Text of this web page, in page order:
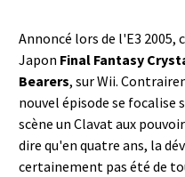
Annoncé lors de l'E3 2005,
Japon Final Fantasy
Bearers, sur Wii.
nouvel épisode se focalise
scène un Clavat aux
dire qu'en quatre ans, la
certainement pas été de